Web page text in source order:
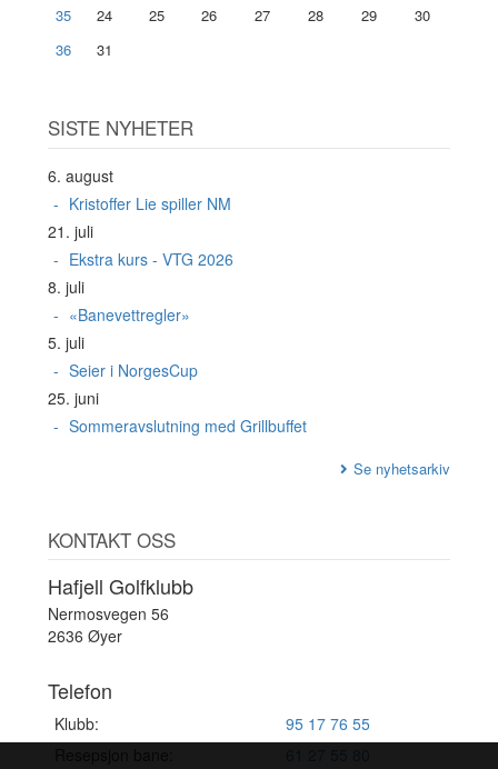
35
24 25 26 27 28 29
30
36
31
SISTE NYHETER
6. august
Kristoffer Lie spiller NM
21. juli
Ekstra kurs - VTG 2026
8. juli
«Banevettregler»
5. juli
Seier i NorgesCup
25. juni
Sommeravslutning med Grillbuffet
Se nyhetsarkiv
KONTAKT OSS
Hafjell Golfklubb
Nermosvegen 56
2636 Øyer
Telefon
Klubb:
95 17 76 55